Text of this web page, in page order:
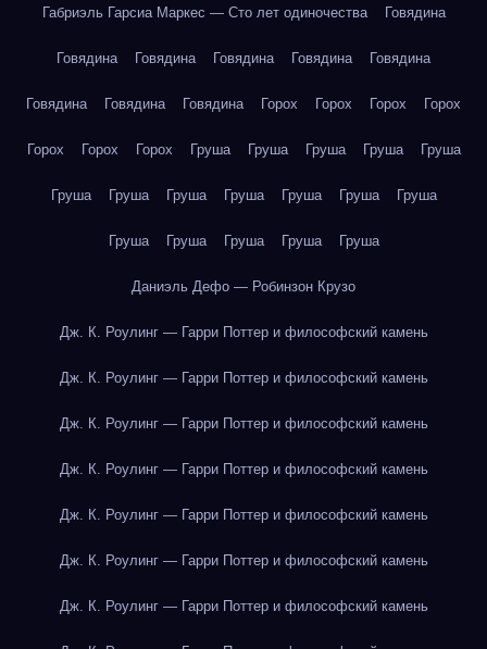
Габриэль Гарсиа Маркес — Сто лет одиночества Говядина
Говядина Говядина Говядина Говядина Говядина
Говядина Говядина Говядина Горох Горох Горох Горох
Горох Горох Горох Груша Груша Груша Груша Груша
Груша Груша Груша Груша Груша Груша Груша
Груша Груша Груша Груша Груша
Даниэль Дефо — Робинзон Крузо
Дж. К. Роулинг — Гарри Поттер и философский камень
Дж. К. Роулинг — Гарри Поттер и философский камень
Дж. К. Роулинг — Гарри Поттер и философский камень
Дж. К. Роулинг — Гарри Поттер и философский камень
Дж. К. Роулинг — Гарри Поттер и философский камень
Дж. К. Роулинг — Гарри Поттер и философский камень
Дж. К. Роулинг — Гарри Поттер и философский камень